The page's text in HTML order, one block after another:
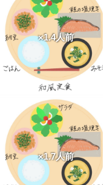
×1.4人前
×1.7人前